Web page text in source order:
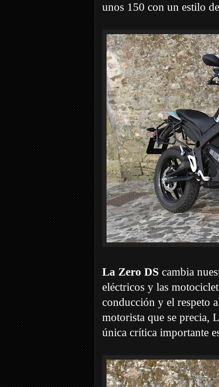
unos 150 con un estilo
La Zero DS cambia
eléctricos y las
conducción y el respeto
motorista que se precia,
única crítica importante